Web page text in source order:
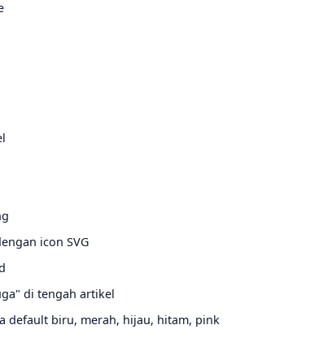
icon SVG
di tengah artikel
default biru, merah, hijau, hitam, pink